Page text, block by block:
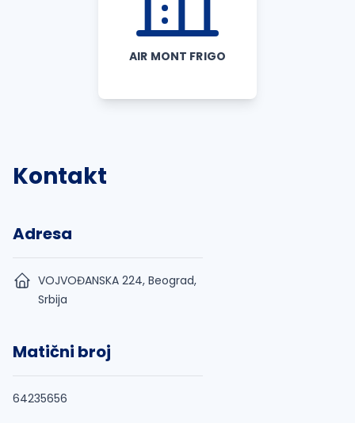
AIR MONT FRIGO
Kontakt
Adresa
VOJVOĐANSKA 224, Beograd,
Srbija
Matični broj
64235656